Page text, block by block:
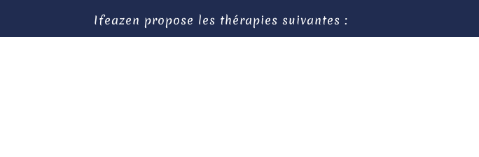
Ifeazen propose les thérapies suivantes :